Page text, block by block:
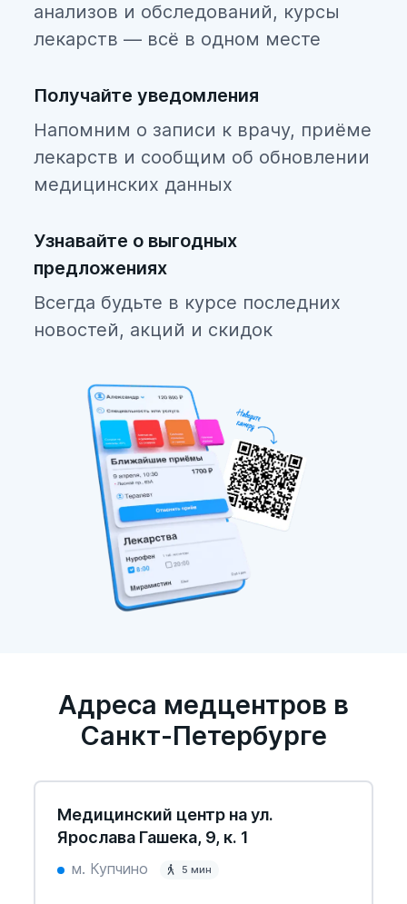
Фрунзенский
анализов и обследований, курсы
лекарств — всё в одном месте
Получайте уведомления
Напомним о записи к врачу, приёме
лекарств и сообщим об обновлении
медицинских данных
Узнавайте о выгодных
предложениях
Всегда будьте в курсе последних
новостей, акций и скидок
Адреса медцентров в
Санкт-Петербурге
Медицинский центр на ул.
Ярослава Гашека, 9, к. 1
м. Купчино 5 мин